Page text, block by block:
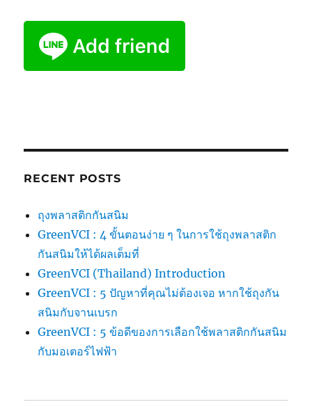
RECENT POSTS
ถุงพลาสติกกันสนิม
GreenVCI : 4 ขั้นตอนง่าย ๆ ในการใช้ถุงพลาสติก
กันสนิมให้ได้ผลเต็มที่
GreenVCI (Thailand) Introduction
GreenVCI : 5 ปัญหาที่คุณไม่ต้องเจอ หากใช้ถุงกัน
สนิมกับจานเบรก
GreenVCI : 5 ข้อดีของการเลือกใช้พลาสติกกันสนิม
กับมอเตอร์ไฟฟ้า